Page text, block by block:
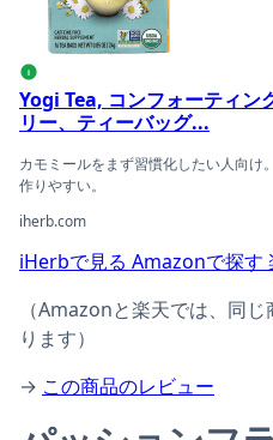
i
Yogi Tea, コンフォーティン
リー、ティーバッグ...
カモミールをまず習慣化したい人向け
作りやすい。
iherb.com
iHerbで見る Amazonで探す
（Amazonと楽天では、同
ります）
→ この商品のレビュー